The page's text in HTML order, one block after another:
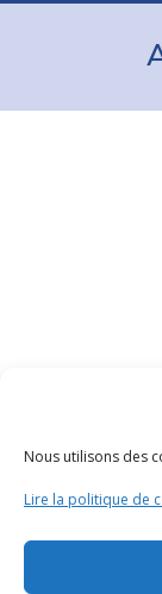
Nous utilisons des
Lire la politique de